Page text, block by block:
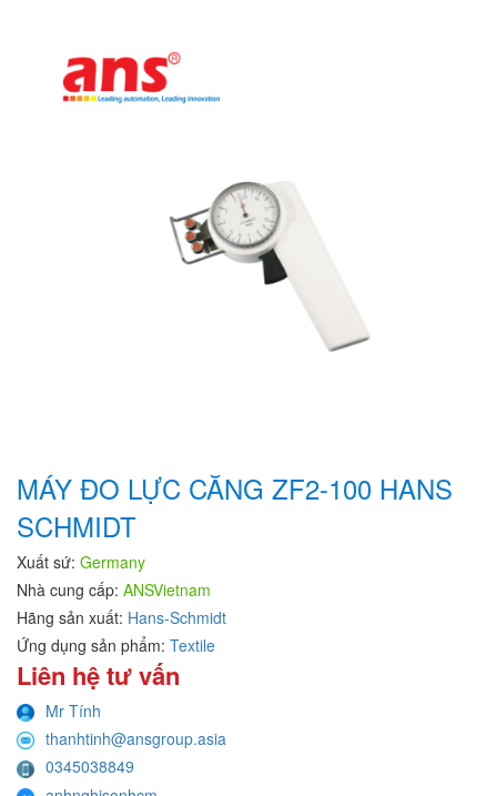
MÁY ĐO LỰC CĂNG ZF2-100 HANS
SCHMIDT
Xuất sứ: Germany
Nhà cung cấp: ANSVietnam
Hãng sản xuất: Hans-Schmidt
Ứng dụng sản phẩm: Textile
Liên hệ tư vấn
Mr Tính
thanhtinh@ansgroup.asia
0345038849